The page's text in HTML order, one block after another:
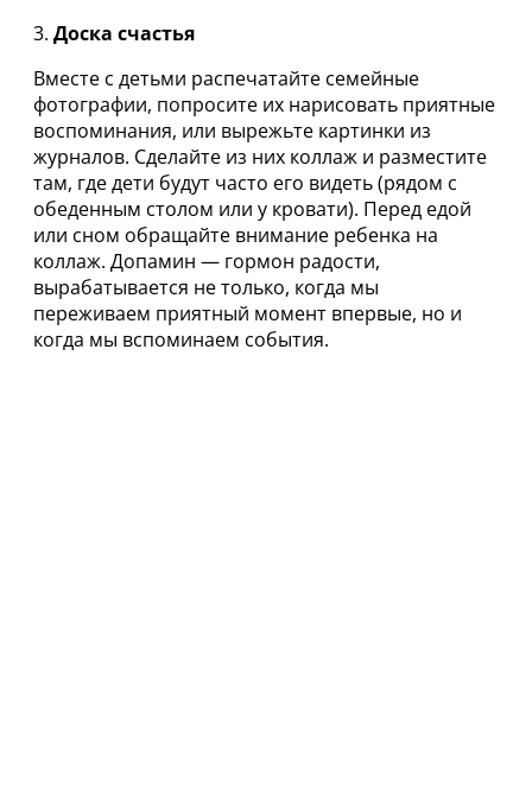
3. Доска счастья
Вместе с детьми распечатайте семейные
фотографии, попросите их нарисовать приятные
воспоминания, или вырежьте картинки из
журналов. Сделайте из них коллаж и разместите
там, где дети будут часто его видеть (рядом с
обеденным столом или у кровати). Перед едой
или сном обращайте внимание ребенка на
коллаж. Допамин — гормон радости,
вырабатывается не только, когда мы
переживаем приятный момент впервые, но и
когда мы вспоминаем события.